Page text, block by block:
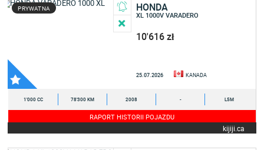
PRYWATNA HONDA
XL 1000V VARADERO
10'616 zł
25.07.2026 KANADA
1'000 CC 78'300 KM 2008 - L5M
RAPORT HISTORII POJAZDU
kijiji.ca